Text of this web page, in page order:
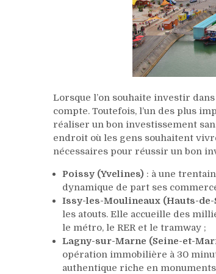
Lorsque l’on souhaite investir
compte. Toutefois, l’un des plus
réaliser un bon investissement
endroit où les gens souhaitent
nécessaires pour réussir un bon
Poissy (Yvelines) : à une
dynamique de part ses
Issy-les-Moulineaux (Hauts-de-
les atouts. Elle accueille des
le métro, le RER et le tramway ;
Lagny-sur-Marne (Seine-et-
opération immobilière à 30
authentique riche en